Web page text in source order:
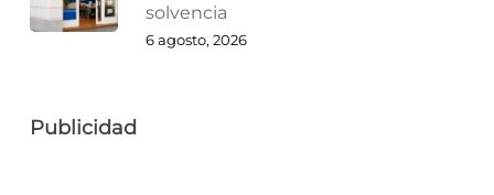
solvencia
6 agosto, 2026
Publicidad